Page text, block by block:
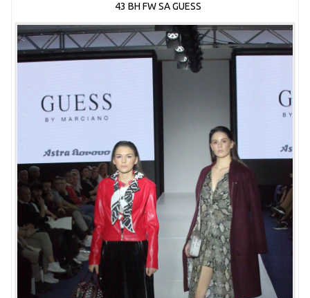
43 BH FW SA GUESS